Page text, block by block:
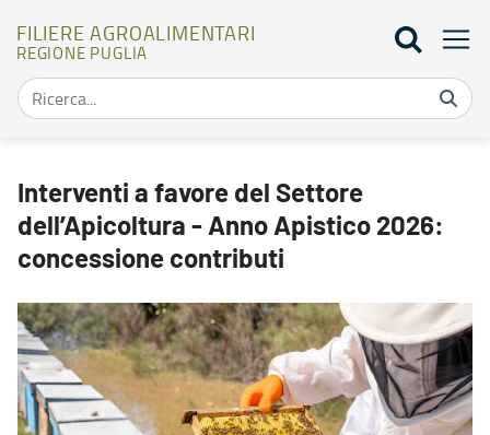
FILIERE AGROALIMENTARI
REGIONE PUGLIA
Interventi a favore del Settore
dell’Apicoltura - Anno Apistico 2026:
concessione contributi